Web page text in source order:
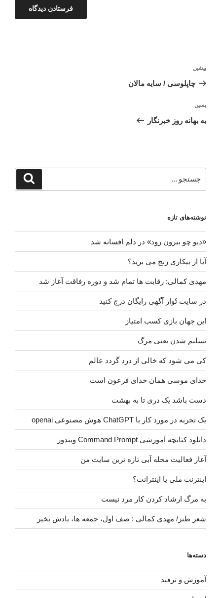
نوشته
قبلی
پیشین
چاپلوسی / سایه مالان
نوشته‌ٔ
بعدی
پسین
به بهانه روز خبرنگار
برای
جستجو
نوشته‌های تازه
«دیو چو بیرون رود» در دلم افسانه شد
آیا از بیکاری رنج می برید؟
مهدی کمالی: رقابت ها تمام شد و دوره رفاقت آغاز شد
در سایت تُوار آگهی رایگان درج کنید
این جهان بازی کسب امتیاز
تسلیم شدن یعنی مرگ
کی می شود که خالی از درد گردد عالم
خدای موسی همان خدای فرعون است
دست باشد یک دری تا به بهشت
یک تجربه در مورد کار با ChatGPT هوش مصنوعی openai
دانلود کتابچه آموزشی Command Prompt ویندوز
آغاز فعالیت مجله آبی تازه ترین سایت من
اینترنت ملی یا اینترانت؟
به مرگ ارشاد کردن کار مرد نیست
شعر طنز/ مهدی کمالی : صف اول، جمعه ها، یادش بخیر
دسته‌ها
آموزش و ترفند